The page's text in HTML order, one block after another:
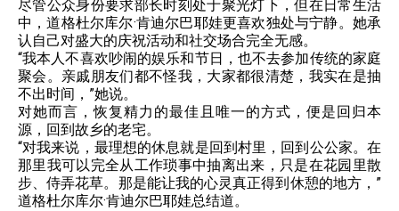
尽管公众身份要求部长时刻处于聚光灯下，但在日常生活
中，道格杜尔库尔·肯迪尔巴耶娃更喜欢独处与宁静。她承
认自己对盛大的庆祝活动和社交场合完全无感。
“我本人不喜欢吵闹的娱乐和节日，也不去参加传统的家庭
聚会。亲戚朋友们都不怪我，大家都很清楚，我实在是抽
不出时间，”她说。
对她而言，恢复精力的最佳且唯一的方式，便是回归本
源，回到故乡的老宅。
“对我来说，最理想的休息就是回到村里，回到公公家。在
那里我可以完全从工作琐事中抽离出来，只是在花园里散
步、侍弄花草。那是能让我的心灵真正得到休憩的地方，”
道格杜尔库尔·肯迪尔巴耶娃总结道。